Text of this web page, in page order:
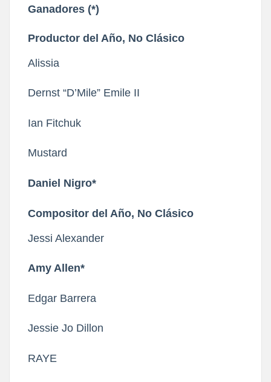
Ganadores (*)
Productor del Año, No Clásico
Alissia
Dernst “D’Mile” Emile II
Ian Fitchuk
Mustard
Daniel Nigro*
Compositor del Año, No Clásico
Jessi Alexander
Amy Allen*
Edgar Barrera
Jessie Jo Dillon
RAYE